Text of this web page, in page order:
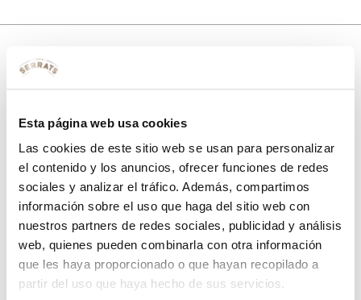
Esta página web usa cookies
Las cookies de este sitio web se usan para personalizar
el contenido y los anuncios, ofrecer funciones de redes
sociales y analizar el tráfico. Además, compartimos
información sobre el uso que haga del sitio web con
nuestros partners de redes sociales, publicidad y análisis
web, quienes pueden combinarla con otra información
que les haya proporcionado o que hayan recopilado a
partir del uso que haya hecho de sus servicios.
10% de descuento
con tu primera compra.
Apúntate a nuestra newsletter para recibir nuestrasofertas
disfruta de un 10% de descuento en tu primera compra.